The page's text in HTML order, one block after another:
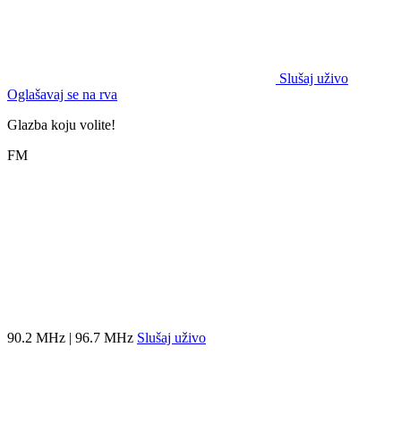
Slušaj uživo
Oglašavaj se na rva
Glazba koju volite!
FM
90.2 MHz | 96.7 MHz Slušaj uživo